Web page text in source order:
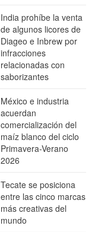
India prohíbe la venta
de algunos licores de
Diageo e Inbrew por
infracciones
relacionadas con
saborizantes
México e industria
acuerdan
comercialización del
maíz blanco del ciclo
Primavera-Verano
2026
Tecate se posiciona
entre las cinco marcas
más creativas del
mundo